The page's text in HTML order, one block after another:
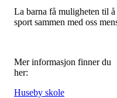
La barna få muligheten til
sport sammen med oss
Mer informasjon finner du
her:
Huseby skole